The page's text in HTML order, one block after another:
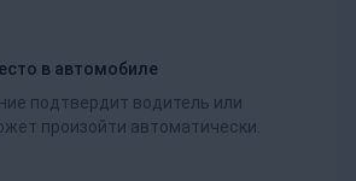
в автомобиле
подтвердит водитель или
произойти автоматически.